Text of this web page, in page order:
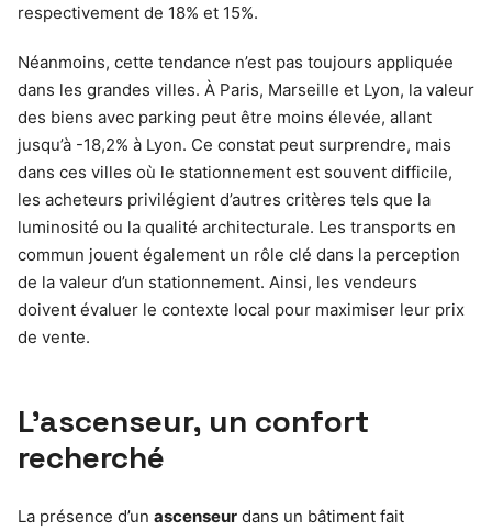
respectivement de 18% et 15%.
Néanmoins, cette tendance n’est pas toujours appliquée
dans les grandes villes. À Paris, Marseille et Lyon, la valeur
des biens avec parking peut être moins élevée, allant
jusqu’à -18,2% à Lyon. Ce constat peut surprendre, mais
dans ces villes où le stationnement est souvent difficile,
les acheteurs privilégient d’autres critères tels que la
luminosité ou la qualité architecturale. Les transports en
commun jouent également un rôle clé dans la perception
de la valeur d’un stationnement. Ainsi, les vendeurs
doivent évaluer le contexte local pour maximiser leur prix
de vente.
L’ascenseur, un confort
recherché
La présence d’un ascenseur dans un bâtiment fait